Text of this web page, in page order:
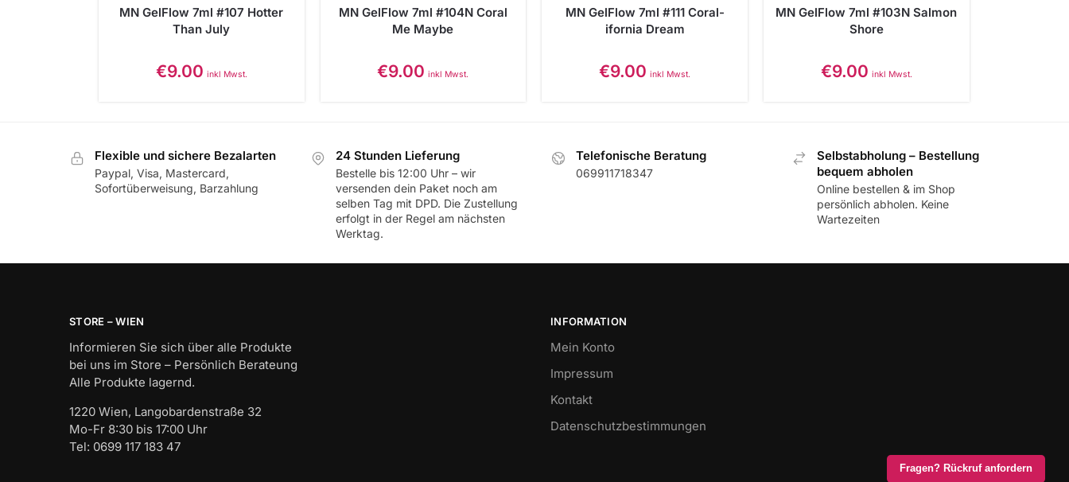
Fragen? Rückruf anfordern
MN GelFlow 7ml #107 Hotter
Than July
€9.00 inkl Mwst.
MN GelFlow 7ml #104N Coral
Me Maybe
€9.00 inkl Mwst.
MN GelFlow 7ml #111 Coral-
ifornia Dream
€9.00 inkl Mwst.
MN GelFlow 7ml #103N Salmon
Shore
€9.00 inkl Mwst.
Flexible und sichere Bezalarten
Paypal, Visa, Mastercard,
Sofortüberweisung, Barzahlung
24 Stunden Lieferung
Bestelle bis 12:00 Uhr – wir
versenden dein Paket noch am
selben Tag mit DPD. Die Zustellung
erfolgt in der Regel am nächsten
Werktag.
Telefonische Beratung
069911718347
Selbstabholung – Bestellung
bequem abholen
Online bestellen & im Shop
persönlich abholen. Keine
Wartezeiten
STORE – WIEN
Informieren Sie sich über alle Produkte
bei uns im Store – Persönlich Berateung
Alle Produkte lagernd.
1220 Wien, Langobardenstraße 32
Mo-Fr 8:30 bis 17:00 Uhr
Tel: 0699 117 183 47
INFORMATION
Mein Konto
Impressum
Kontakt
Datenschutzbestimmungen